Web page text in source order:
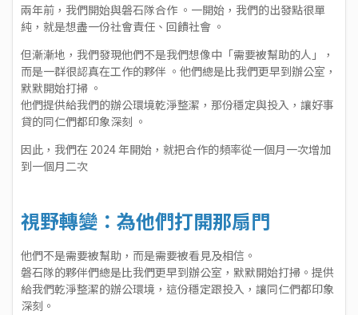
兩年前，我們開始與磐石隊合作 。一開始，我們的出發點很單
純，就是想盡一份社會責任、回饋社會 。
但漸漸地，我們發現他們不是我們想像中「需要被幫助的人」，
而是一群很認真在工作的夥伴 。他們總是比我們更早到辦公室，
默默開始打掃 。
他們提供給我們的辦公環境乾淨整潔，那份穩定與投入，讓好事
貸的同仁們都印象深刻 。
因此，我們在 2024 年開始，就把合作的頻率從一個月一次增加
到一個月二次
視野轉變：為他們打開那扇門
他們不是需要被幫助，而是需要被看見及相信。
磐石隊的夥伴們總是比我們更早到辦公室，默默開始打掃。提供
給我們乾淨整潔的辦公環境，這份穩定跟投入，讓同仁們都印象
深刻。